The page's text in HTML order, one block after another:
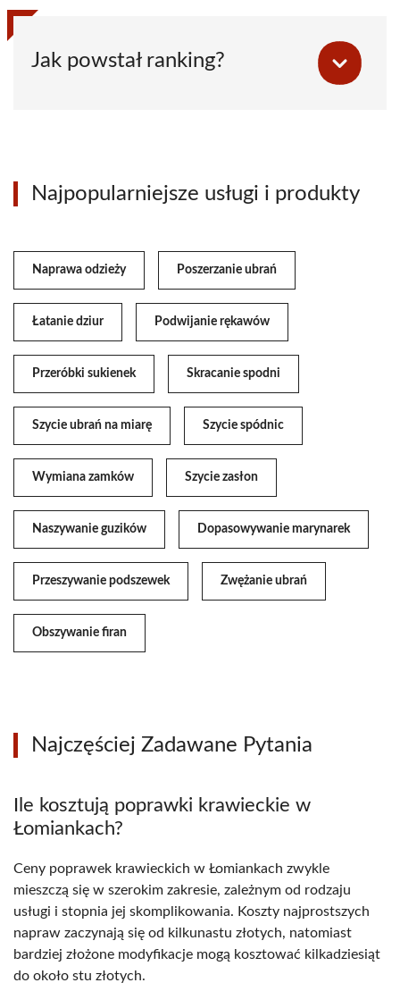
Jak powstał ranking?
Najpopularniejsze usługi i produkty
Naprawa odzieży Poszerzanie ubrań
Łatanie dziur Podwijanie rękawów
Przeróbki sukienek Skracanie spodni
Szycie ubrań na miarę Szycie spódnic
Wymiana zamków Szycie zasłon
Naszywanie guzików Dopasowywanie marynarek
Przeszywanie podszewek Zwężanie ubrań
Obszywanie firan
Najczęściej Zadawane Pytania
Ile kosztują poprawki krawieckie w
Łomiankach?
Ceny poprawek krawieckich w Łomiankach zwykle
mieszczą się w szerokim zakresie, zależnym od rodzaju
usługi i stopnia jej skomplikowania. Koszty najprostszych
napraw zaczynają się od kilkunastu złotych, natomiast
bardziej złożone modyfikacje mogą kosztować kilkadziesiąt
do około stu złotych.